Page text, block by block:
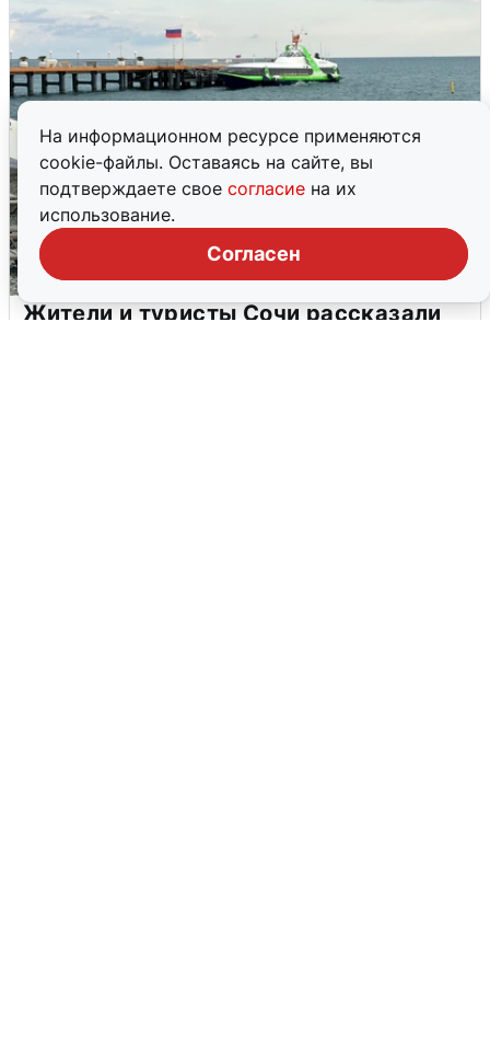
На информационном ресурсе применяются
cookie-файлы. Оставаясь на сайте, вы
подтверждаете свое согласие на их
использование.
Согласен
Жители и туристы Сочи рассказали